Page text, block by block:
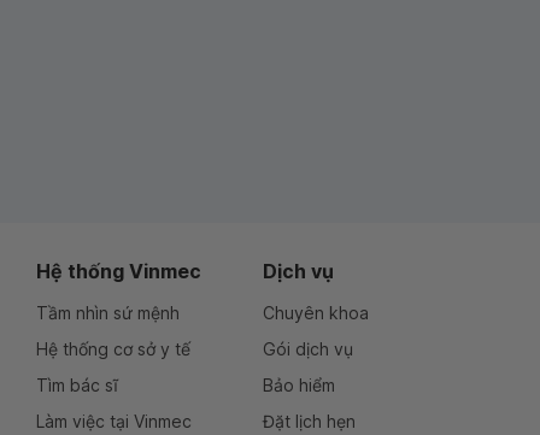
Hệ thống Vinmec
Tầm nhìn sứ mệnh
Hệ thống cơ sở y tế
Tìm bác sĩ
Làm việc tại Vinmec
Dịch vụ
Chuyên khoa
Gói dịch vụ
Bảo hiểm
Đặt lịch hẹn